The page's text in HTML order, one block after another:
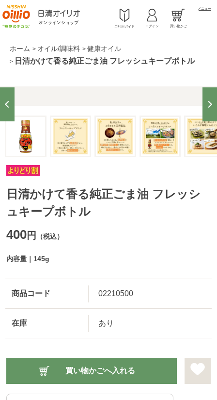
ご利用ガイド ログイン 買い物かご
メニュー
ホーム > オイル/調味料 > 健康オイル
> 日清かけて香る純正ごま油 フレッシュキープボトル
日清かけて香る純正ごま油 フレッシ
ュキープボトル
内容量｜145g
400円 （税込）
商品コード 02210500
在庫 あり